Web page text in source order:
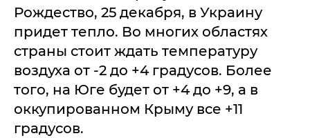
Рождество, 25 декабря, в Украину
придет тепло. Во многих областях
страны стоит ждать температуру
воздуха от -2 до +4 градусов. Более
того, на Юге будет от +4 до +9, а в
оккупированном Крыму все +11
градусов.